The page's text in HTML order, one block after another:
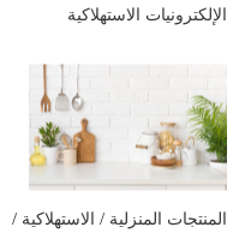
الإلكترونيات الاستهلاكية
المنتجات المنزلية / الاستهلاكية /